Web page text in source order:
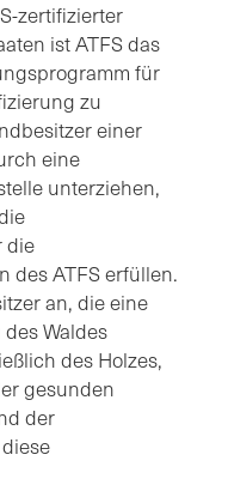
zertifizierter
ist ATFS das
für
zu
einer
eine
unterziehen,
die
des ATFS erfüllen.
an, die eine
Waldes
des Holzes,
gesunden
der